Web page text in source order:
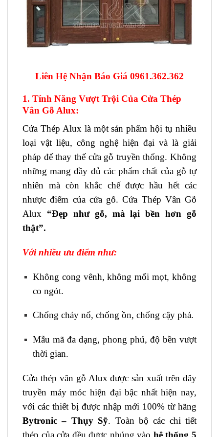
Liên Hệ Nhận Báo Giá 0961.362.362
1. Tính Năng Vượt Trội Của Cửa Thép
Vân Gỗ Alux:
Cửa Thép Alux là một sản phẩm hội tụ nhiều
loại vật liệu, công nghệ hiện đại và là giải
pháp để thay thế cửa gỗ truyền thống. Không
những mang đầy đủ các phẩm chất của gỗ tự
nhiên mà còn khắc chế được hầu hết các
nhược điểm của cửa gỗ. Cửa Thép Vân Gỗ
Alux “Đẹp như gỗ, mà lại bền hơn gỗ
thật”.
Với nhiều ưu điểm như:
Không cong vênh, không mối mọt, không
co ngót.
Chống cháy nổ, chống ồn, chống cậy phá.
Mẫu mã đa dạng, phong phú, độ bền vượt
thời gian.
Cửa thép vân gỗ Alux được sản xuất trên dây
truyền máy móc hiện đại bậc nhất hiện nay,
với các thiết bị được nhập mới 100% từ hãng
Bytronic – Thụy Sỹ. Toàn bộ các chi tiết
thép của cửa đều được nhúng vào hệ thống 5